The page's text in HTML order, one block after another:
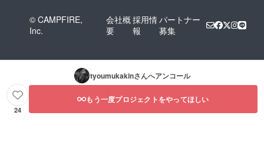
© CAMPFIRE,
Inc.
会社概
要
採用情
報
パートナー
募集
tyoumukakinさんへアンコール
24
もう一度プロジェクトをやってほしい